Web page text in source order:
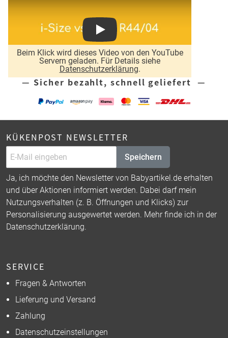
Beim Klick wird dieses Video von den YouTube
Servern geladen. Für Details siehe
Datenschutzerklärung.
Play
— Sicher bezahlt, schnell geliefert —
KÜKENPOST NEWSLETTER
Speichern
Ja, ich möchte den Newsletter von Babyartikel.de erhalten
und über Aktionen informiert werden. Dabei darf mein
Nutzungsverhalten (z. B. Öffnungen und Klicks) zur
Personalisierung ausgewertet werden. Mehr finde ich in der
Datenschutzerklärung.
SERVICE
Fragen & Antworten
Lieferung und Versand
Zahlung
Datenschutzeinstellungen